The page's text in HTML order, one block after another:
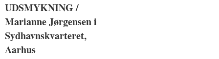
UDSMYKNING /
Marianne Jørgensen i
Sydhavnskvarteret,
Aarhus
UDSMYKNING /
Marianne Jørgensen i
Sydhavnskvarteret,
Aarhus